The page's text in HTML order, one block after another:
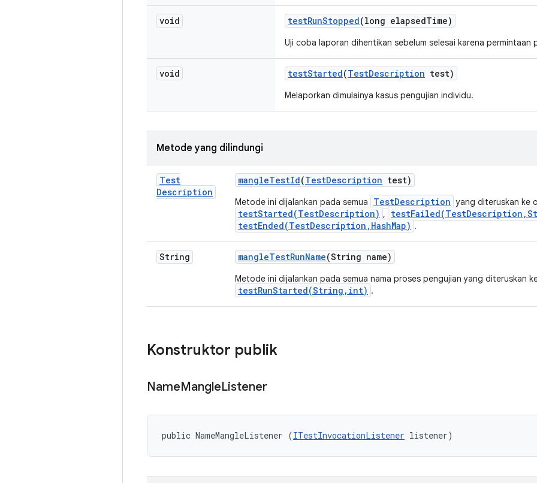
void testRunStopped(long elapsedTime)
Uji coba laporan dihentikan sebelum selesai karena permintaan
void testStarted(TestDescription test)
Melaporkan dimulainya kasus pengujian individu.
Metode yang dilindungi
Test
Description
mangleTestId(TestDescription test)
Metode ini dijalankan pada semua TestDescription yang diteruskan ke
testStarted(TestDescription) ,
testEnded(TestDescription,HashMap) .
String mangleTestRunName(String name)
Metode ini dijalankan pada semua nama proses pengujian yang diteruskan
testRunStarted(String,int) .
Konstruktor publik
NameMangleListener
public NameMangleListener (ITestInvocationListener listener)